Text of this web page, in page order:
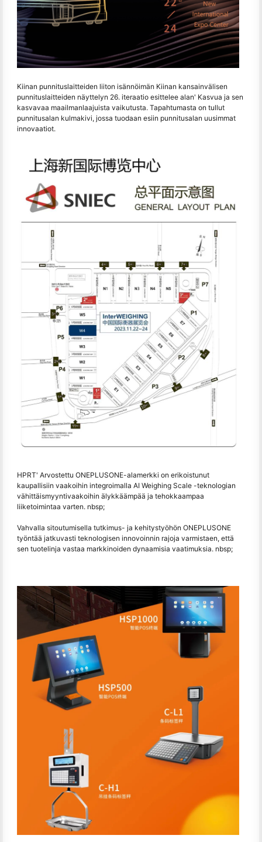
Kiinan punnituslaitteiden liiton isännöimän Kiinan kansainvälisen
punnituslaitteiden näyttelyn 26. iteraatio esittelee alan' Kasvua ja sen
kasvavaa maailmanlaajuista vaikutusta. Tapahtumasta on tullut
punnitusalan kulmakivi, jossa tuodaan esiin punnitusalan uusimmat
innovaatiot.
HPRT' Arvostettu ONEPLUSONE-alamerkki on erikoistunut
kaupallisiin vaakoihin integroimalla AI Weighing Scale -teknologian
vähittäismyyntivaakoihin älykkäämpää ja tehokkaampaa
liiketoimintaa varten. nbsp;
Vahvalla sitoutumisella tutkimus- ja kehitystyöhön ONEPLUSONE
työntää jatkuvasti teknologisen innovoinnin rajoja varmistaen, että
sen tuotelinja vastaa markkinoiden dynaamisia vaatimuksia. nbsp;